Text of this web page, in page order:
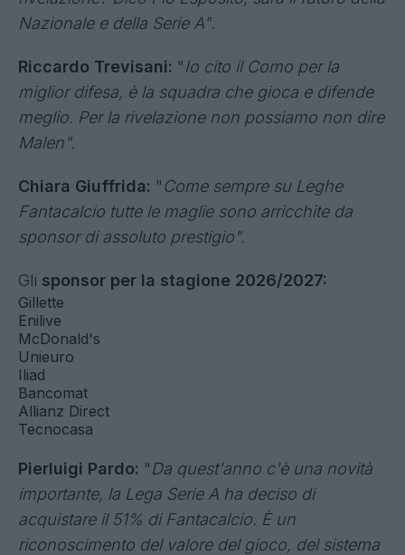
Nazionale e della Serie A".
Riccardo Trevisani: "Io cito il Como per la
miglior difesa, è la squadra che gioca e difende
meglio. Per la rivelazione non possiamo non dire
Malen".
Chiara Giuffrida: "Come sempre su Leghe
Fantacalcio tutte le maglie sono arricchite da
sponsor di assoluto prestigio".
Gli sponsor per la stagione 2026/2027:
Gillette
Enilive
McDonald's
Unieuro
Iliad
Bancomat
Allianz Direct
Tecnocasa
Pierluigi Pardo: "Da quest'anno c'è una novità
importante, la Lega Serie A ha deciso di
acquistare il 51% di Fantacalcio. È un
riconoscimento del valore del gioco, del sistema